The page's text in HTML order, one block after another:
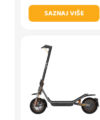
SAZNAJ VIŠE